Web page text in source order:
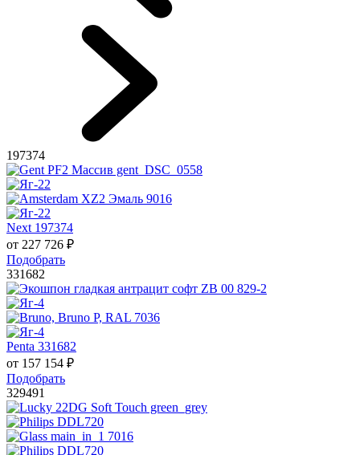
197374
Next 197374
от 227 726 ₽
Подобрать
331682
Penta 331682
от 157 154 ₽
Подобрать
329491